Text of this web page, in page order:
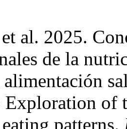
al. 2025.
de la
Exploration of
patterns.